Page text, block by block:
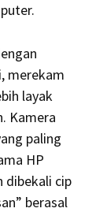
merekam
layak
Kamera
paling
HP
dibekali cip
berasal